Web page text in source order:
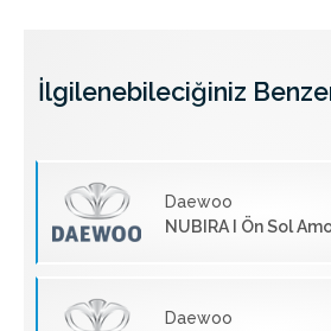
İlgilenebileciğiniz
Daewoo
NUBIRA I Ön Sol
Daewoo